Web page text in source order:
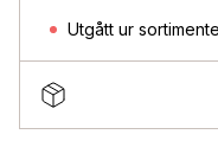
Utgått ur